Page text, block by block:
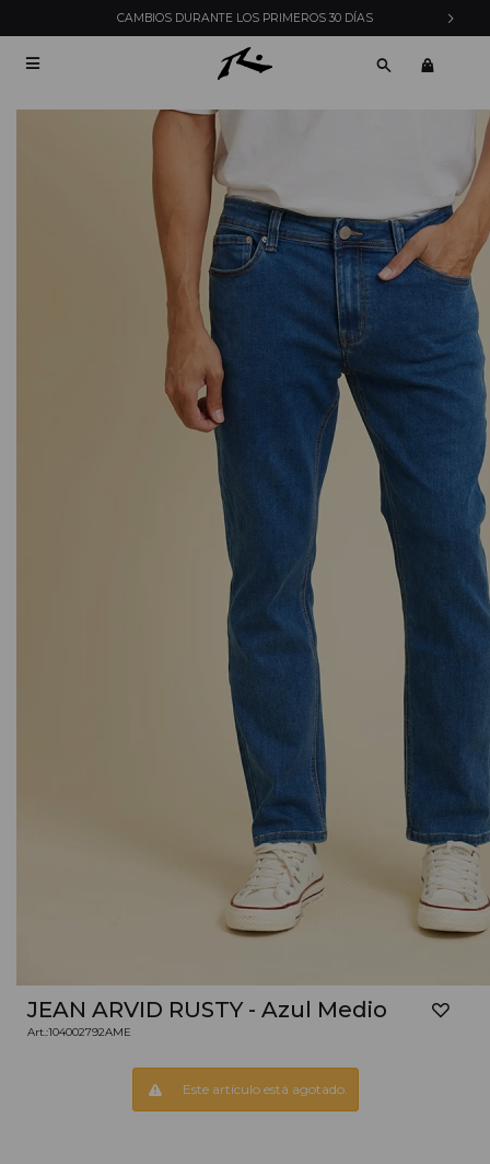
ENVÍOS EXPRESS EN MONTEVIDEO CON PEDIDOS YA

JEAN ARVID RUSTY - Azul Medio
104002792AME
Este artículo está agotado.